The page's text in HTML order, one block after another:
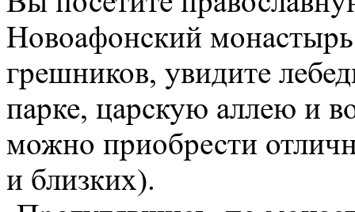
Новоафонский
грешников, увидите
парке, царскую аллею и
можно приобрести
и близких).